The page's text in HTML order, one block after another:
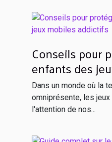
Conseils pour
enfants des
addictifs
Dans un monde où la
omniprésente, les
l'attention de nos...